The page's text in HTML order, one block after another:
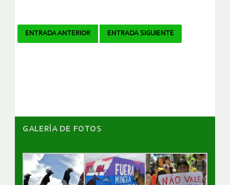
Navegador
ENTRADA ANTERIOR ENTRADA SIGUIENTE
GALERÌA DE FOTOS